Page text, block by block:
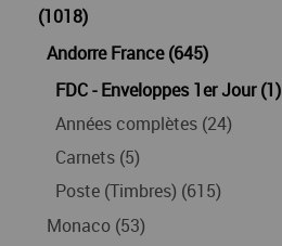
(1018)
Andorre France (645)
FDC - Enveloppes 1er Jour (1)
Années complètes (24)
Carnets (5)
Poste (Timbres) (615)
Monaco (53)